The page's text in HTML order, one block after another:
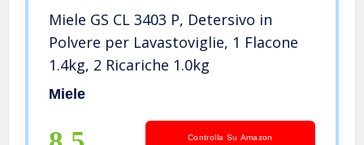
Miele GS CL 3403 P, Detersivo in
Polvere per Lavastoviglie, 1 Flacone
1.4kg, 2 Ricariche 1.0kg
Miele
Controlla Su Amazon